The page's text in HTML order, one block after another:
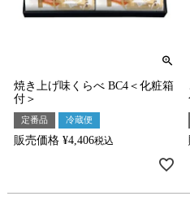
焼き上げ味くらべ BC4＜化粧箱
付＞
定番品 冷蔵便
販売価格 ¥4,406税込